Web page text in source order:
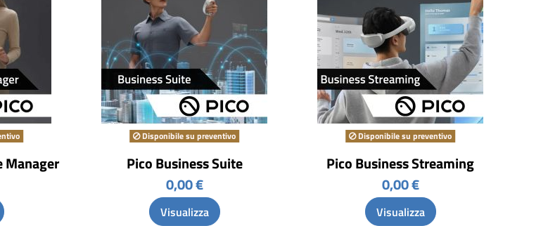
Manager
Disponibile su preventivo
Pico Business Suite
0,00 €
Visualizza
Disponibile su preventivo
Pico Business Streaming
0,00 €
Visualizza